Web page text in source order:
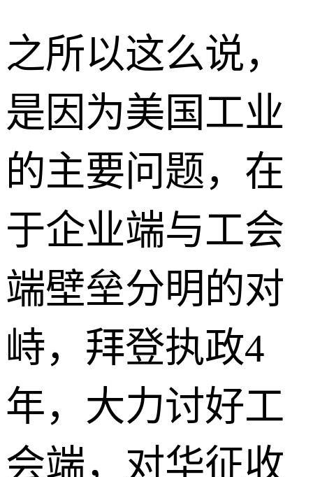
之所以这么说，
是因为美国工业
的主要问题，在
于企业端与工会
端壁垒分明的对
峙，拜登执政4
年，大力讨好工
会端，对华征收